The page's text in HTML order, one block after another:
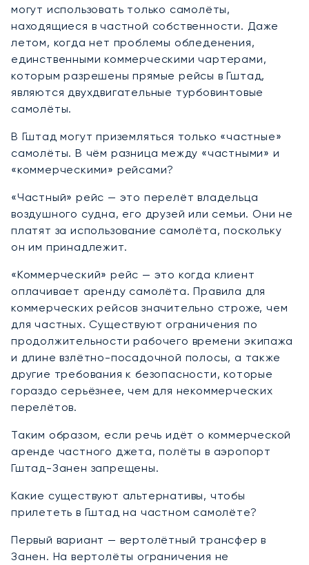
могут использовать только самолёты,
находящиеся в частной собственности. Даже
летом, когда нет проблемы обледенения,
единственными коммерческими чартерами,
которым разрешены прямые рейсы в Гштад,
являются двухдвигательные турбовинтовые
самолёты.
В Гштад могут приземляться только «частные»
самолёты. В чём разница между «частными» и
«коммерческими» рейсами?
«Частный» рейс — это перелёт владельца
воздушного судна, его друзей или семьи. Они не
платят за использование самолёта, поскольку
он им принадлежит.
«Коммерческий» рейс — это когда клиент
оплачивает аренду самолёта. Правила для
коммерческих рейсов значительно строже, чем
для частных. Существуют ограничения по
продолжительности рабочего времени экипажа
и длине взлётно-посадочной полосы, а также
другие требования к безопасности, которые
гораздо серьёзнее, чем для некоммерческих
перелётов.
Таким образом, если речь идёт о коммерческой
аренде частного джета, полёты в аэропорт
Гштад-Занен запрещены.
Какие существуют альтернативы, чтобы
прилететь в Гштад на частном самолёте?
Первый вариант — вертолётный трансфер в
Занен. На вертолёты ограничения не